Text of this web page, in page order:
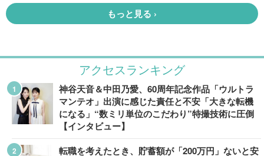
アクセスランキング
神谷天音＆中田乃愛、60周年記念作品「ウルトラ
マンテオ」出演に感じた責任と不安「大きな転機
になる」“数ミリ単位のこだわり”特撮技術に圧倒
【インタビュー】
転職を考えたとき、貯蓄額が「200万円」ないと安